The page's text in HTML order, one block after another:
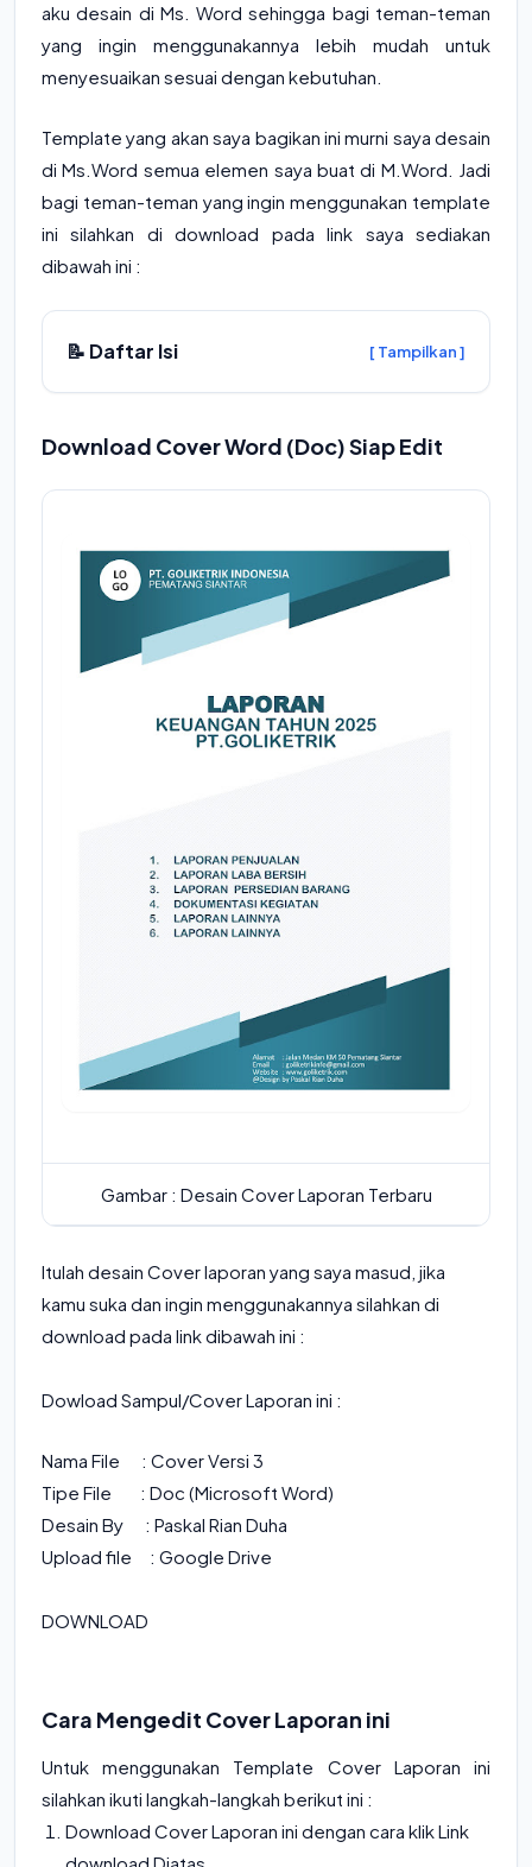
aku desain di Ms. Word sehingga bagi teman-teman
yang ingin menggunakannya lebih mudah untuk
menyesuaikan sesuai dengan kebutuhan.
Template yang akan saya bagikan ini murni saya desain
di Ms.Word semua elemen saya buat di M.Word. Jadi
bagi teman-teman yang ingin menggunakan template
ini silahkan di download pada link saya sediakan
dibawah ini :
📝 Daftar Isi [ Tampilkan ]
Download Cover Word (Doc) Siap Edit
Gambar : Desain Cover Laporan Terbaru
Itulah desain Cover laporan yang saya masud, jika
kamu suka dan ingin menggunakannya silahkan di
download pada link dibawah ini :
Dowload Sampul/Cover Laporan ini :
Nama File : Cover Versi 3
Tipe File : Doc (Microsoft Word)
Desain By : Paskal Rian Duha
Upload file : Google Drive
DOWNLOAD
Cara Mengedit Cover Laporan ini
Untuk menggunakan Template Cover Laporan ini
silahkan ikuti langkah-langkah berikut ini :
Download Cover Laporan ini dengan cara klik Link